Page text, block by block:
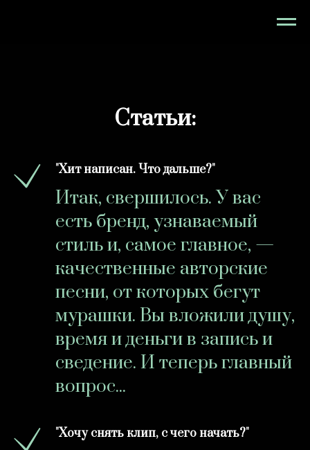
Статьи:
"Хит написан. Что дальше?"
Итак, свершилось. У вас
есть бренд, узнаваемый
стиль и, самое главное, —
качественные авторские
песни, от которых бегут
мурашки. Вы вложили душу,
время и деньги в запись и
сведение. И теперь главный
вопрос...
"Хочу снять клип, с чего начать?"